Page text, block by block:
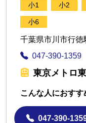
小1 小2
小6
千葉県市川市行
047-390-1359
東京メトロ
こんな人におすす
047-390-